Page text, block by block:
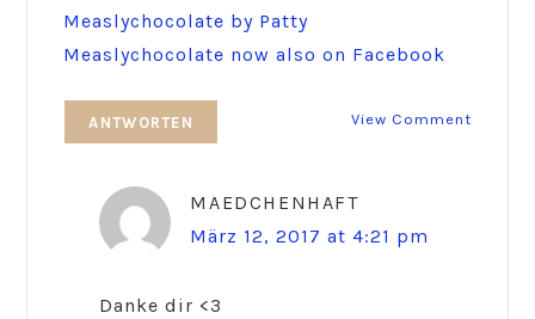
Measlychocolate by Patty
Measlychocolate now also on Facebook
View Comment
ANTWORTEN
MAEDCHENHAFT
März 12, 2017 at 4:21 pm
Danke dir <3